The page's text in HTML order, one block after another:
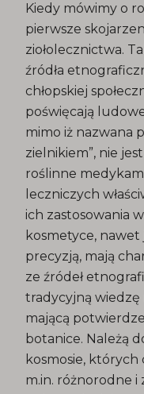
Kiedy mówimy o
pierwsze
ziołolecznictwa.
źródła
chłopskiej
poświęcają
mimo iż nazwana
zielnikiem”, nie
roślinne
leczniczych
ich zastosowania
kosmetyce,
precyzją, mają
ze źródeł
tradycyjną wiedzę
mającą
botanice. Należą
kosmosie, których
m.in. różnorodne i